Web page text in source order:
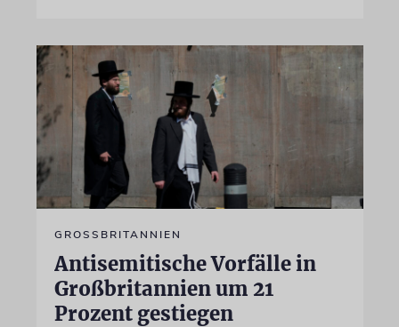
GROSSBRITANNIEN
Antisemitische Vorfälle in
Großbritannien um 21
Prozent gestiegen